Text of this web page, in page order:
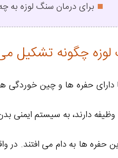
برای درمان سنگ لوزه به
چگونه تشکیل
دارای حفره ها و چین خوردگی
وظیفه دارند، به سیستم ایمنی
حفره ها به دام می افتند.